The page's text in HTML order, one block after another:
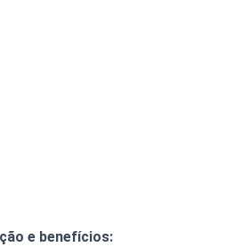
e benefícios: